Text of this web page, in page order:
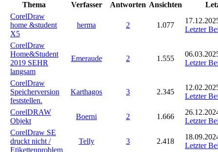
Thema
Verfasser Antworten Ansichten
CorelDraw
home &student
X5
herma 2 1.077
Letzter
CorelDraw
Home&Student
2019 SEHR
langsam
Emeraude 2 1.555
Letzter
CorelDraw
Speicherversion
feststellen.
Karthagos 3 2.345
Letzter
CorelDRAW
Objekt
Boerni 2 1.666
Letzter
CorelDraw SE
druckt nicht /
Etikettenproblem
Telly 3 2.418
Letzter